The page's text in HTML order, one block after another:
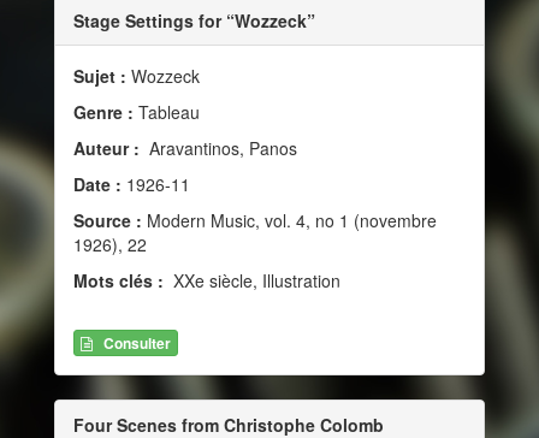
Stage Settings for “Wozzeck”
Sujet : Wozzeck
Genre : Tableau
Auteur : Aravantinos, Panos
Date : 1926-11
Source : Modern Music, vol. 4, no 1 (novembre
1926), 22
Mots clés : XXe siècle, Illustration
Consulter
Four Scenes from Christophe Colomb